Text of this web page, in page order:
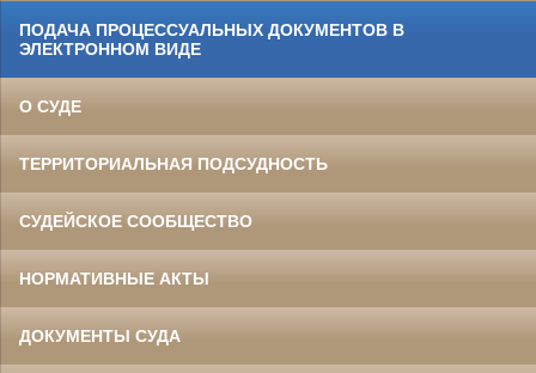
ПОДАЧА ПРОЦЕССУАЛЬНЫХ ДОКУМЕНТОВ В
ЭЛЕКТРОННОМ ВИДЕ
О СУДЕ
ТЕРРИТОРИАЛЬНАЯ ПОДСУДНОСТЬ
СУДЕЙСКОЕ СООБЩЕСТВО
НОРМАТИВНЫЕ АКТЫ
ДОКУМЕНТЫ СУДА